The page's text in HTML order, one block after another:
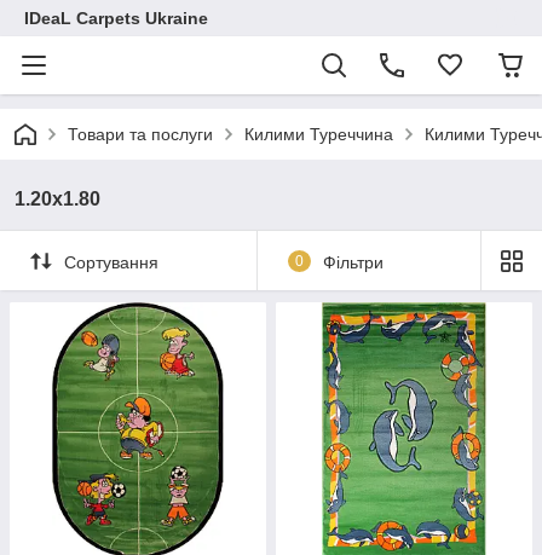
IDeaL Carpets Ukraine
Товари та послуги Килими Туреччина Килими
1.20х1.80
Сортування 0 Фільтри